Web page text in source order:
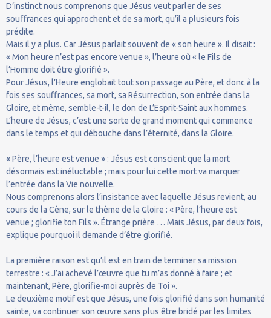
D’instinct nous comprenons que Jésus veut parler de ses
souffrances qui approchent et de sa mort, qu’il a plusieurs fois
prédite.
Mais il y a plus. Car Jésus parlait souvent de « son heure ». Il disait :
« Mon heure n’est pas encore venue », l’heure où « le Fils de
l’Homme doit être glorifié ».
Pour Jésus, l’Heure englobait tout son passage au Père, et donc à la
fois ses souffrances, sa mort, sa Résurrection, son entrée dans la
Gloire, et même, semble-t-il, le don de L’Esprit-Saint aux hommes.
L’heure de Jésus, c’est une sorte de grand moment qui commence
dans le temps et qui débouche dans l’éternité, dans la Gloire.
« Père, l’heure est venue » : Jésus est conscient que la mort
désormais est inéluctable ; mais pour lui cette mort va marquer
l’entrée dans la Vie nouvelle.
Nous comprenons alors l’insistance avec laquelle Jésus revient, au
cours de la Cène, sur le thème de la Gloire : « Père, l’heure est
venue ; glorifie ton Fils ». Étrange prière … Mais Jésus, par deux fois,
explique pourquoi il demande d’être glorifié.
La première raison est qu’il est en train de terminer sa mission
terrestre : « J’ai achevé l’œuvre que tu m’as donné à faire ; et
maintenant, Père, glorifie-moi auprès de Toi ».
Le deuxième motif est que Jésus, une fois glorifié dans son humanité
sainte, va continuer son œuvre sans plus être bridé par les limites